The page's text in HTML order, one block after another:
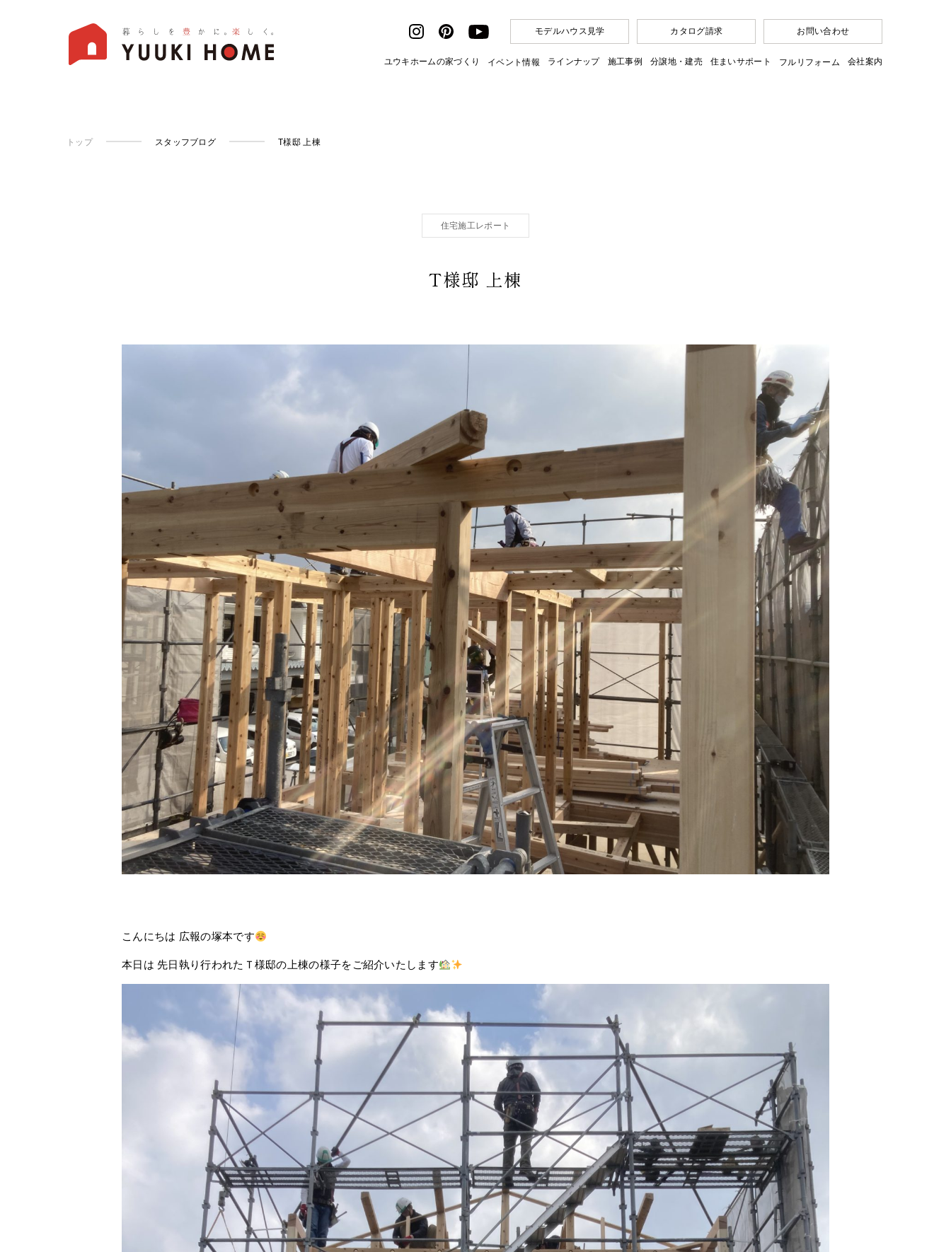
ユウキホームの家づくり イベント情報 ラインナップ 施工事例 分譲地・建売 住まいサポート フルリフォーム 会社案内
モデルハウス見学 カタログ請求 お問い合わせ
トップ スタッフブログ T様邸 上棟
住宅施工レポート
T様邸 上棟
こんにちは 広報の塚本です
本日は 先日執り行われたＴ様邸の上棟の様子をご紹介いたします